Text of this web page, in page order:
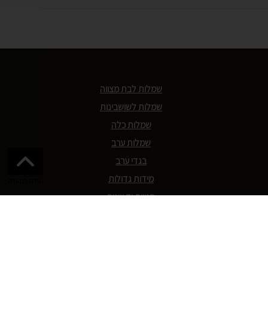
שמלות לבת מצווה
שמלות לשושבינות
שמלות כלה
שמלות ערב
בגדי ערב
מידות גדולות
חנויות יד שניה